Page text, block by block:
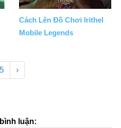
Cách Lên Đồ Chơi Irithel
Mobile Legends
5 ›
luận: